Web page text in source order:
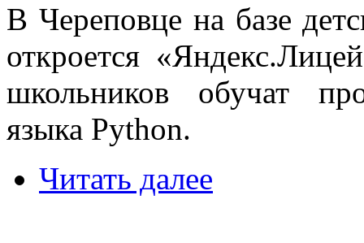
В Череповце на базе
откроется
школьников обучат
языка Python.
Читать далее